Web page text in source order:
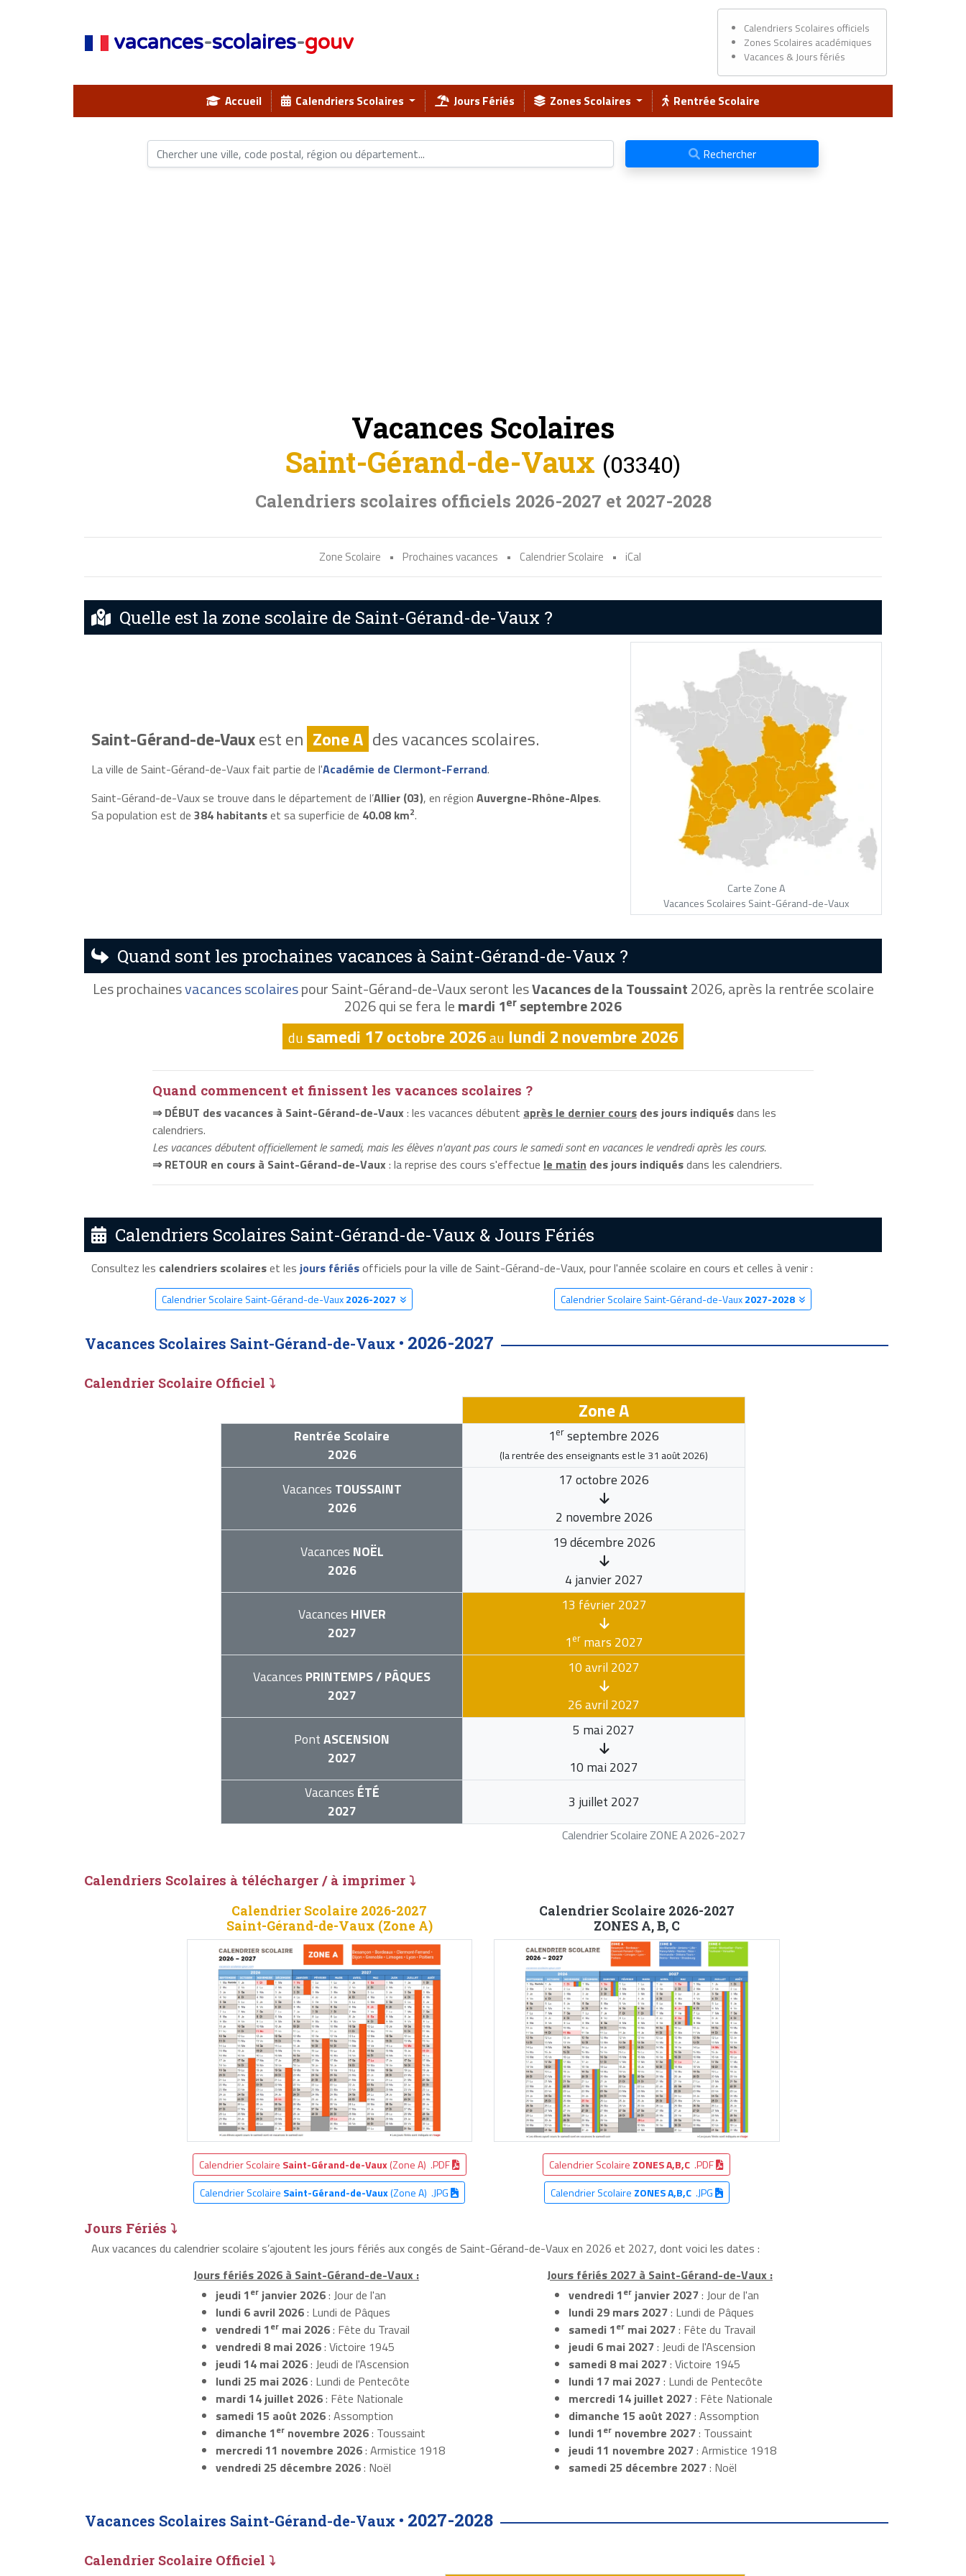
vacances-scolaires-gouv
Calendriers Scolaires officiels
Zones Scolaires académiques
Vacances & Jours fériés
Accueil Calendriers Scolaires Jours Fériés Zones Scolaires Rentrée Scolaire
Rechercher
Vacances Scolaires
Saint-Gérand-de-Vaux (03340)
Calendriers scolaires officiels 2026-2027 et 2027-2028
Zone Scolaire • Prochaines vacances • Calendrier Scolaire • iCal
Quelle est la zone scolaire de Saint-Gérand-de-Vaux ?
Saint-Gérand-de-Vauxest en Zone A des vacances scolaires.
La ville de Saint-Gérand-de-Vaux fait partie de l'Académie de Clermont-Ferrand.
Saint-Gérand-de-Vaux se trouve dans le département de l’Allier (03), en région Auvergne-Rhône-Alpes.
Sa population est de 384 habitantset sa superficie de 40.08 km2.
Carte Zone A
Vacances Scolaires Saint-Gérand-de-Vaux
Quand sont les prochaines vacances à Saint-Gérand-de-Vaux ?
Les prochainesvacances scolairespour Saint-Gérand-de-Vaux seront lesVacances de la Toussaint2026, après la rentrée scolaire
2026 qui se fera lemardi 1er septembre 2026
du samedi 17 octobre 2026au lundi 2 novembre 2026
Quand commencent et finissent les vacances scolaires ?
⇒ DÉBUT des vacances à Saint-Gérand-de-Vaux : les vacances débutent après le dernier cours des jours indiquésdans les
calendriers.
Les vacances débutent officiellement le samedi, mais les élèves n'ayant pas cours le samedi sont en vacances le vendredi après les cours.
⇒ RETOUR en cours à Saint-Gérand-de-Vaux : la reprise des cours s'effectue le matin des jours indiquésdans les calendriers.
Calendriers Scolaires Saint-Gérand-de-Vaux & Jours Fériés
Consultez les calendriers scolaireset les jours fériésofficiels pour la ville de Saint-Gérand-de-Vaux, pour l'année scolaire en cours et celles à venir :
Calendrier Scolaire Saint-Gérand-de-Vaux2026-2027 Calendrier Scolaire Saint-Gérand-de-Vaux2027-2028
Vacances Scolaires Saint-Gérand-de-Vaux • 2026-2027
Calendrier Scolaire Officiel ⤵
Calendrier Scolaire ZONE A 2026-2027
Zone A
Rentrée Scolaire
2026
1 er septembre 2026
(la rentrée des enseignants est le 31 août 2026)
Vacances TOUSSAINT
2026
17 octobre 2026
2 novembre 2026
Vacances NOËL
2026
19 décembre 2026
4 janvier 2027
Vacances HIVER
2027
13 février 2027
1ermars 2027
Vacances PRINTEMPS / PÂQUES
2027
10 avril 2027
26 avril 2027
PontASCENSION
2027
5 mai 2027
10 mai 2027
Vacances ÉTÉ
2027
3 juillet 2027
Calendriers Scolaires à télécharger / à imprimer ⤵
Calendrier Scolaire 2026-2027
Saint-Gérand-de-Vaux (Zone A)
Calendrier Scolaire Saint-Gérand-de-Vaux(Zone A) .PDF
Calendrier Scolaire Saint-Gérand-de-Vaux(Zone A) .JPG
Calendrier Scolaire 2026-2027
ZONES A, B, C
Calendrier Scolaire ZONES A,B,C .PDF
Calendrier Scolaire ZONES A,B,C.JPG
Jours Fériés ⤵
Aux vacances du calendrier scolaire s’ajoutent les jours fériés aux congés de Saint-Gérand-de-Vaux en 2026 et 2027, dont voici les dates :
Jours fériés 2026 à Saint-Gérand-de-Vaux :
jeudi 1erjanvier 2026: Jour de l'an
lundi 6 avril 2026: Lundi de Pâques
vendredi 1ermai 2026: Fête du Travail
vendredi 8 mai 2026: Victoire 1945
jeudi 14 mai 2026: Jeudi de l'Ascension
lundi 25 mai 2026: Lundi de Pentecôte
mardi 14 juillet 2026: Fête Nationale
samedi 15 août 2026: Assomption
dimanche 1ernovembre 2026: Toussaint
mercredi 11 novembre 2026: Armistice 1918
vendredi 25 décembre 2026: Noël
Jours fériés 2027 à Saint-Gérand-de-Vaux :
vendredi 1er janvier 2027: Jour de l'an
lundi 29 mars 2027: Lundi de Pâques
samedi 1er mai 2027: Fête du Travail
jeudi 6 mai 2027: Jeudi de l'Ascension
samedi 8 mai 2027: Victoire 1945
lundi 17 mai 2027: Lundi de Pentecôte
mercredi 14 juillet 2027: Fête Nationale
dimanche 15 août 2027: Assomption
lundi 1er novembre 2027: Toussaint
jeudi 11 novembre 2027: Armistice 1918
samedi 25 décembre 2027: Noël
Vacances Scolaires Saint-Gérand-de-Vaux • 2027-2028
Calendrier Scolaire Officiel ⤵